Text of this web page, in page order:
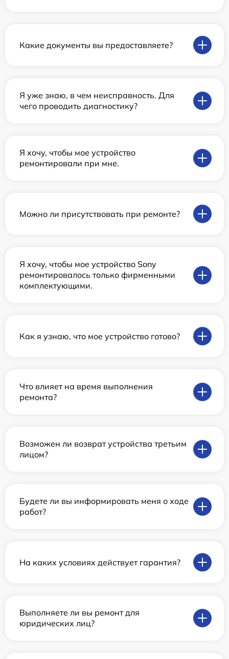
Какие документы вы предоставляете?
Я уже знаю, в чем неисправность. Для
чего проводить диагностику?
Я хочу, чтобы мое устройство
ремонтировали при мне.
Можно ли присутствовать при ремонте?
Я хочу, чтобы мое устройство Sony
ремонтировалось только фирменными
комплектующими.
Как я узнаю, что мое устройство готово?
Что влияет на время выполнения
ремонта?
Возможен ли возврат устройства третьим
лицом?
Будете ли вы информировать меня о ходе
работ?
На каких условиях действует гарантия?
Выполняете ли вы ремонт для
юридических лиц?